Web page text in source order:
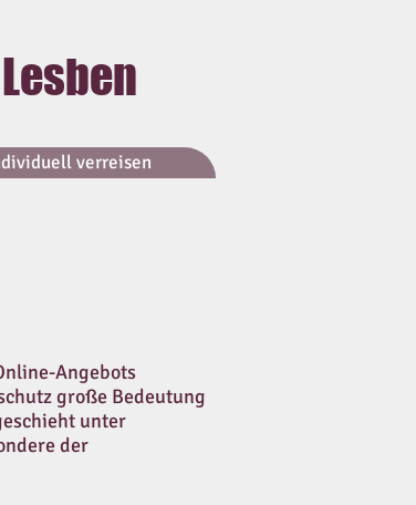
verreisen
Angebots
große Bedeutung
unter
der